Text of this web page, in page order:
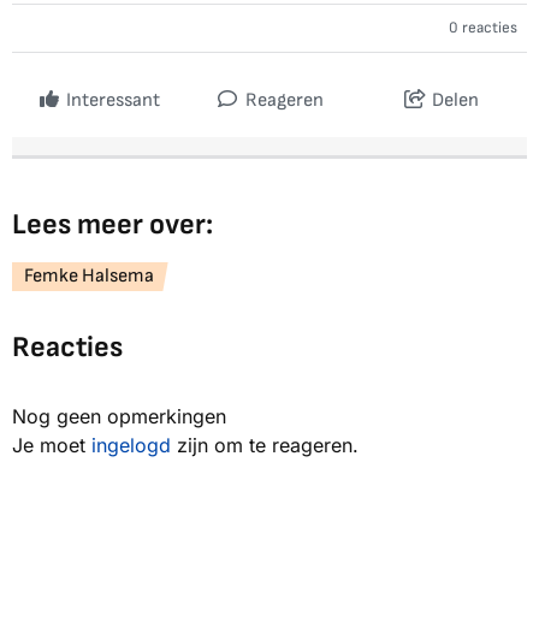
0 reacties
Interessant Reageren Delen
Lees meer over:
Femke Halsema
Reacties
Nog geen opmerkingen
Je moet ingelogd zijn om te reageren.